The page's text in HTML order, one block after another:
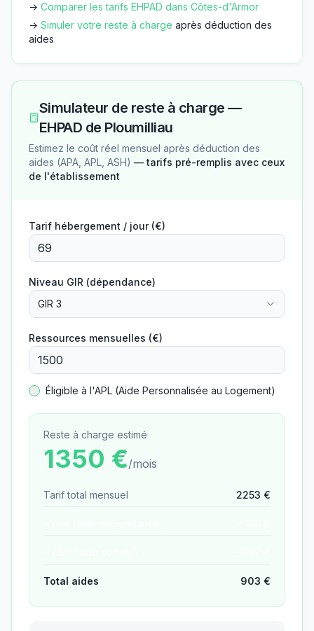
→ Comparer les tarifs EHPAD dans Côtes-d'Armor
→ Simuler votre reste à charge après déduction des
aides
Simulateur de reste à charge —
EHPAD de Ploumilliau
Estimez le coût réel mensuel après déduction des
aides (APA, APL, ASH) — tarifs pré-remplis avec ceux
de l'établissement
Tarif hébergement / jour (€)
Niveau GIR (dépendance)
GIR 3
Ressources mensuelles (€)
Éligible à l'APL (Aide Personnalisée au Logement)
Reste à charge estimé
1350 €/mois
Tarif total mensuel 2253 €
Total aides 903 €